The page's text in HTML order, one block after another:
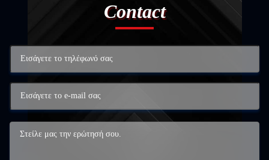
Contact